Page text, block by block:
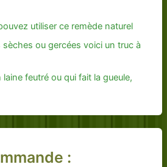
utiliser ce remède naturel
ou gercées voici un truc à
feutré ou qui fait la gueule,
: